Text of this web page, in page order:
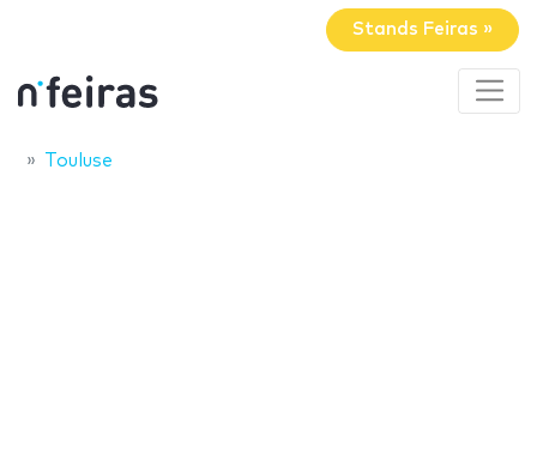
Stands Feiras »
Touluse